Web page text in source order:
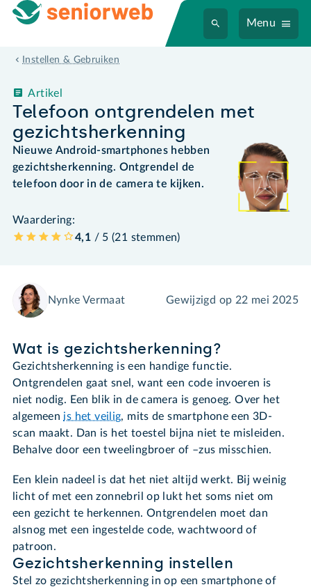
Menu
Instellen & Gebruiken
Telefoon ontgrendelen met
gezichtsherkenning
Artikel
Nieuwe Android-smartphones hebben
gezichtsherkenning. Ontgrendel de
telefoon door in de camera te kijken.
Waardering:
4,1 / 5 (21 stemmen)
Nynke Vermaat Gewijzigd op 22 mei 2025
Wat is gezichtsherkenning?
Gezichtsherkenning is een handige functie.
Ontgrendelen gaat snel, want een code invoeren is
niet nodig. Een blik in de camera is genoeg. Over het
algemeen is het veilig, mits de smartphone een 3D-
scan maakt. Dan is het toestel bijna niet te misleiden.
Behalve door een tweelingbroer of –zus misschien.
Een klein nadeel is dat het niet altijd werkt. Bij weinig
licht of met een zonnebril op lukt het soms niet om
een gezicht te herkennen. Ontgrendelen moet dan
alsnog met een ingestelde code, wachtwoord of
patroon.
Gezichtsherkenning instellen
Stel zo gezichtsherkenning in op een smartphone of